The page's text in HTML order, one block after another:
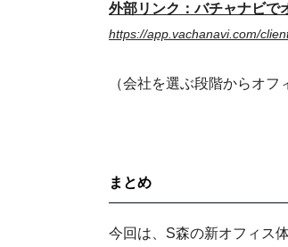
外部リンク：バチャナビで
https://app.vachanavi.com/
（会社を選ぶ段階からオ
まとめ
今回は、S森の新オフィス